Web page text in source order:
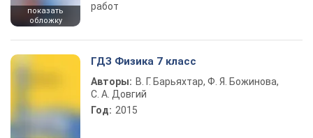
показать
обложку
работ
ГДЗ Физика 7 класс
Авторы: В. Г. Барьяхтар, Ф. Я. Божинова,
С. А. Довгий
Год: 2015